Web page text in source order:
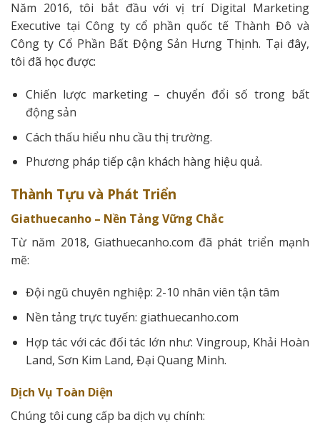
Năm 2016, tôi bắt đầu với vị trí Digital Marketing
Executive tại Công ty cổ phần quốc tế Thành Đô và
Công ty Cổ Phần Bất Động Sản Hưng Thịnh. Tại đây,
tôi đã học được:
Chiến lược marketing – chuyển đổi số trong bất
động sản
Cách thấu hiểu nhu cầu thị trường.
Phương pháp tiếp cận khách hàng hiệu quả.
Thành Tựu và Phát Triển
Giathuecanho – Nền Tảng Vững Chắc
Từ năm 2018, Giathuecanho.com đã phát triển mạnh
mẽ:
Đội ngũ chuyên nghiệp: 2-10 nhân viên tận tâm
Nền tảng trực tuyến: giathuecanho.com
Hợp tác với các đối tác lớn như: Vingroup, Khải Hoàn
Land, Sơn Kim Land, Đại Quang Minh.
Dịch Vụ Toàn Diện
Chúng tôi cung cấp ba dịch vụ chính: